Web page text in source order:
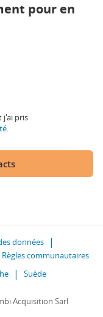
pour en
j'ai pris
.
données
Règles communautaires
Suède
Acquisition Sarl